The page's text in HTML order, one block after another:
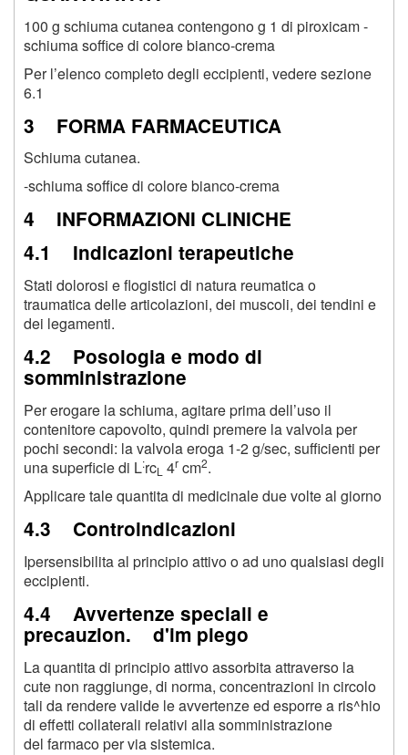
100 g schiuma cutanea contengono g 1 di piroxicam -
schiuma soffice di colore bianco-crema
Per l’elenco completo degli eccipienti, vedere sezione
6.1
3 FORMA FARMACEUTICA
Schiuma cutanea.
-schiuma soffice di colore bianco-crema
4 INFORMAZIONI CLINICHE
4.1 Indicazioni terapeutiche
Stati dolorosi e flogistici di natura reumatica o
traumatica delle articolazioni, dei muscoli, dei tendini e
dei legamenti.
4.2 Posologia e modo di
somministrazione
Per erogare la schiuma, agitare prima dell’uso il
contenitore capovolto, quindi premere la valvola per
pochi secondi: la valvola eroga 1-2 g/sec, sufficienti per
una superficie di L:rcL 4r cm2.
Applicare tale quantita di medicinale due volte al giorno
4.3 Controindicazioni
Ipersensibilita al principio attivo o ad uno qualsiasi degli
eccipienti.
4.4 Avvertenze speciali e
precauzion. d'im piego
La quantita di principio attivo assorbita attraverso la
cute non raggiunge, di norma, concentrazioni in circolo
tali da rendere valide le avvertenze ed esporre a ris^hio
di effetti collaterali relativi alla somministrazione
del farmaco per via sistemica.